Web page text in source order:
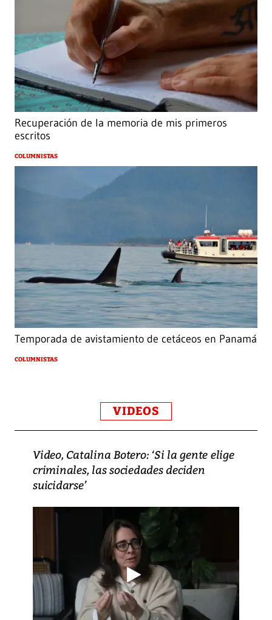
Recuperación de la memoria de mis primeros
escritos
COLUMNISTAS
Temporada de avistamiento de cetáceos en Panamá
COLUMNISTAS
VIDEOS
Video, Catalina Botero: ‘Si la gente elige
criminales, las sociedades deciden
suicidarse’